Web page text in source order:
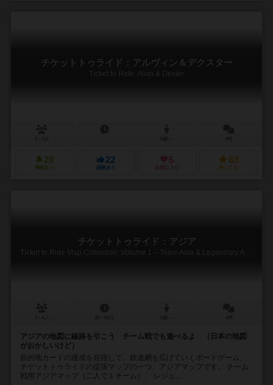
チケットトゥライド：アルヴィン＆デクスター
Ticket to Ride: Alvin & Dexter
20
興味あり
22
経験あり
5
お気に入り
63
持ってる
チケットトゥライド：アジア
アジアの地図に線路を引こう チーム戦でも遊べるよ （日本の地図
がおかしいけど）
目的地カードの達成を目指して、鉄道網を広げていくボードゲーム、
チケットトゥライドの拡張マップの一つ、アジアマップです。 チーム
戦用アジアマップ（二人で１チーム）、 レジェ...